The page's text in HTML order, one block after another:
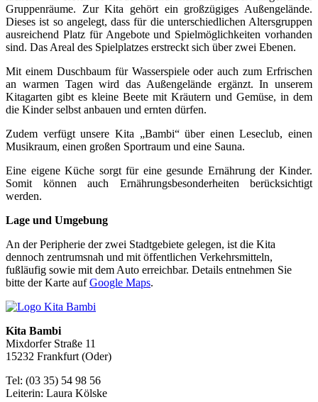
Gruppenräume. Zur Kita gehört ein großzügiges Außengelände.
Dieses ist so angelegt, dass für die unterschiedlichen Altersgruppen
ausreichend Platz für Angebote und Spielmöglichkeiten vorhanden
sind. Das Areal des Spielplatzes erstreckt sich über zwei Ebenen.
Mit einem Duschbaum für Wasserspiele oder auch zum Erfrischen
an warmen Tagen wird das Außengelände ergänzt. In unserem
Kitagarten gibt es kleine Beete mit Kräutern und Gemüse, in dem
die Kinder selbst anbauen und ernten dürfen.
Zudem verfügt unsere Kita „Bambi“ über einen Leseclub, einen
Musikraum, einen großen Sportraum und eine Sauna.
Eine eigene Küche sorgt für eine gesunde Ernährung der Kinder.
Somit können auch Ernährungsbesonderheiten berücksichtigt
werden.
Lage und Umgebung
An der Peripherie der zwei Stadtgebiete gelegen, ist die Kita
dennoch zentrumsnah und mit öffentlichen Verkehrsmitteln,
fußläufig sowie mit dem Auto erreichbar. Details entnehmen Sie
bitte der Karte aufGoogle Maps.
Kita Bambi
Mixdorfer Straße 11
15232 Frankfurt (Oder)
Tel: (03 35) 54 98 56
Leiterin: Laura Kölske